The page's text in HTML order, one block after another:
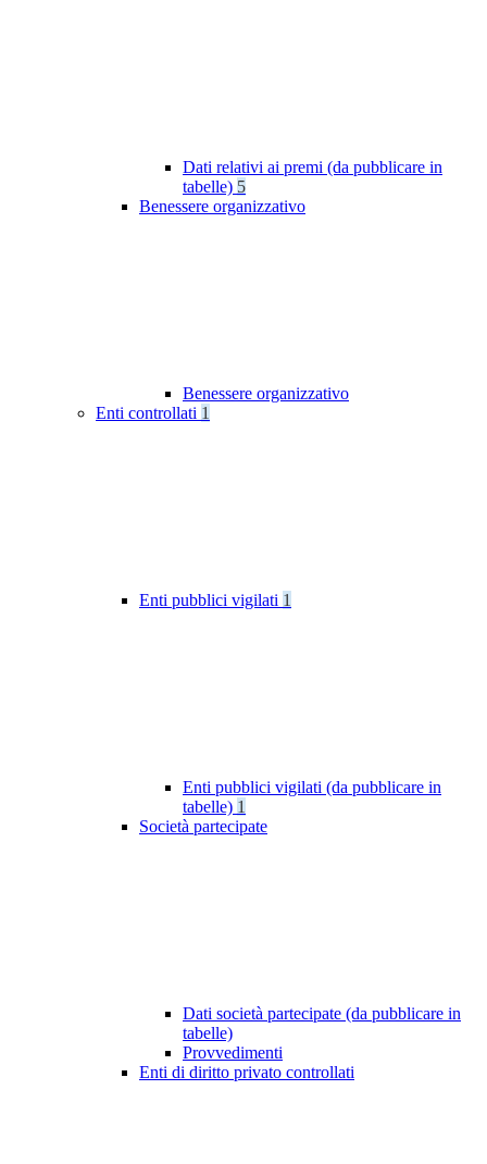
Dati relativi ai premi (da pubblicare in
tabelle) 5
Benessere organizzativo
Benessere organizzativo
Enti controllati 1
Enti pubblici vigilati 1
Enti pubblici vigilati (da pubblicare in
tabelle) 1
Società partecipate
Dati società partecipate (da pubblicare in
tabelle)
Provvedimenti
Enti di diritto privato controllati